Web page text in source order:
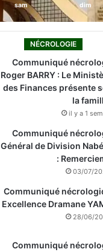
sam dim
NÉCROLOGIE
Communiqué
Roger BARRY : Le
des Finances présente
la
il y a 1
Communiqué
Général de Division
:
03/07/
Communiqué
Excellence Dramane
28/06/
Communiqué